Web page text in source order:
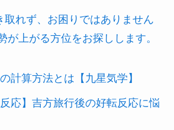
取れず、お困りではありません
が上がる方位をお探しします。
計算方法とは【九星気学】
反応】吉方旅行後の好転反応に悩